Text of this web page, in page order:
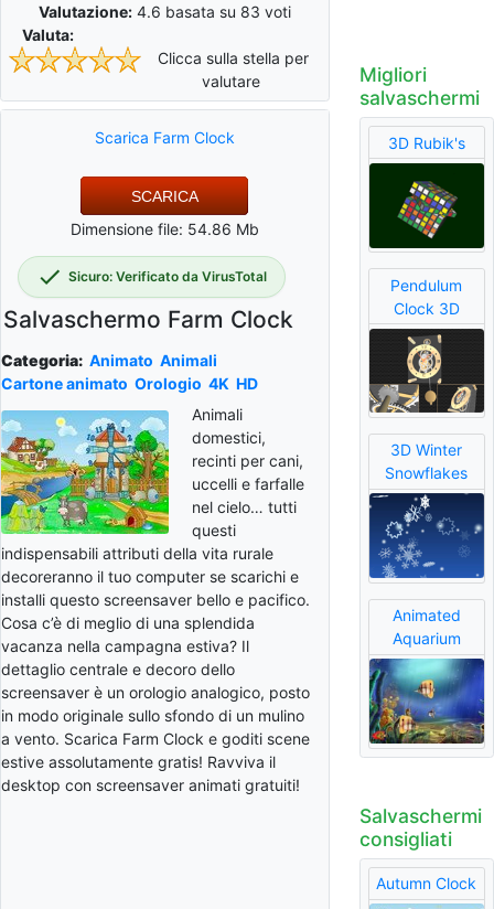
Valutazione: 4.6 basata su 83 voti
Valuta:
Clicca sulla stella per
valutare
Scarica Farm Clock
SCARICA
Dimensione file: 54.86 Mb
Sicuro: Verificato da VirusTotal
Salvaschermo Farm Clock
Categoria: Animato Animali
Cartone animato Orologio 4K HD
Animali
domestici,
recinti per cani,
uccelli e farfalle
nel cielo… tutti
questi
indispensabili attributi della vita rurale
decoreranno il tuo computer se scarichi e
installi questo screensaver bello e pacifico.
Cosa c’è di meglio di una splendida
vacanza nella campagna estiva? Il
dettaglio centrale e decoro dello
screensaver è un orologio analogico, posto
in modo originale sullo sfondo di un mulino
a vento. Scarica Farm Clock e goditi scene
estive assolutamente gratis! Ravviva il
desktop con screensaver animati gratuiti!
Migliori
salvaschermi
3D Rubik's
Pendulum
Clock 3D
3D Winter
Snowflakes
Animated
Aquarium
Salvaschermi
consigliati
Autumn Clock